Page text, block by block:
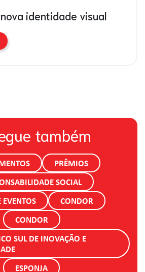
identidade visual
também
PRÊMIOS
SOCIAL
EVENTOS CONDOR
CONDOR
SUL DE INOVAÇÃO E
ESPONJA